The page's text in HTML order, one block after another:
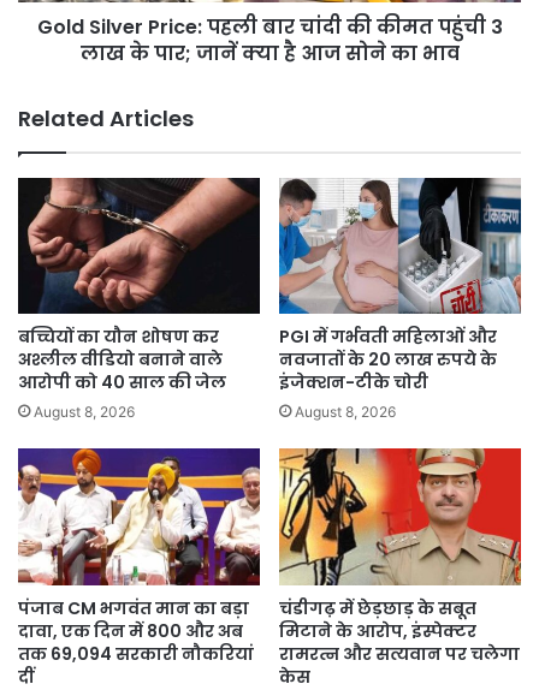
करने
जानें
क्‍या
है
सोने
का
Gold Silver Price: पहली बार चांदी की कीमत पहुंची 3
लाख के पार; जानें क्‍या है आज सोने का भाव
Related Articles
बच्चियों का यौन शोषण कर
अश्लील वीडियो बनाने वाले
आरोपी को 40 साल की जेल
August 8, 2026
PGI में गर्भवती महिलाओं और
नवजातों के 20 लाख रुपये के
इंजेक्शन-टीके चोरी
August 8, 2026
पंजाब CM भगवंत मान का बड़ा
दावा, एक दिन में 800 और अब
तक 69,094 सरकारी नौकरियां
दीं
चंडीगढ़ में छेड़छाड़ के सबूत
मिटाने के आरोप, इंस्पेक्टर
रामरत्न और सत्यवान पर चलेगा
केस